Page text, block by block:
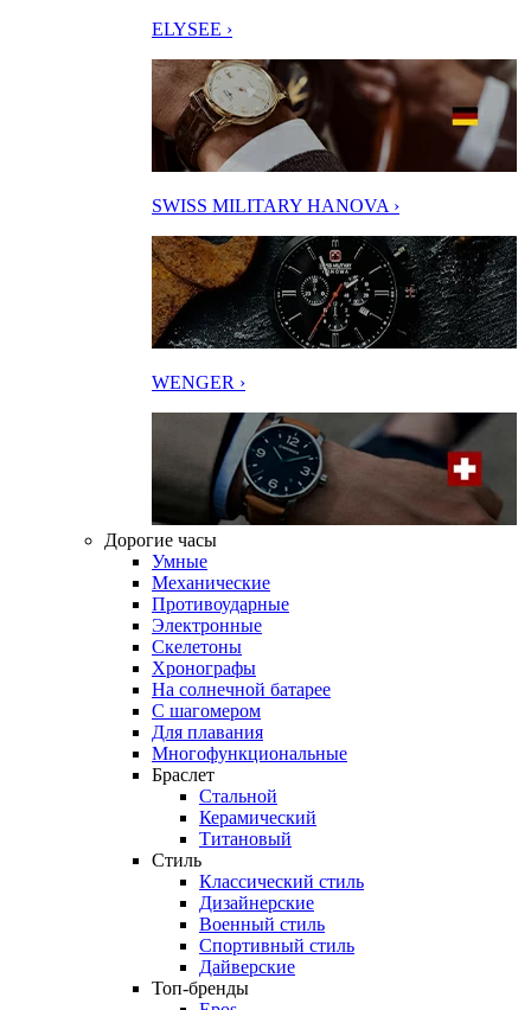
ELYSEE ›
SWISS MILITARY HANOVA ›
WENGER ›
Дорогие часы
Умные
Механические
Противоударные
Электронные
Скелетоны
Хронографы
На солнечной батарее
С шагомером
Для плавания
Многофункциональные
Браслет
Стальной
Керамический
Титановый
Стиль
Классический стиль
Дизайнерские
Военный стиль
Спортивный стиль
Дайверские
Топ-бренды